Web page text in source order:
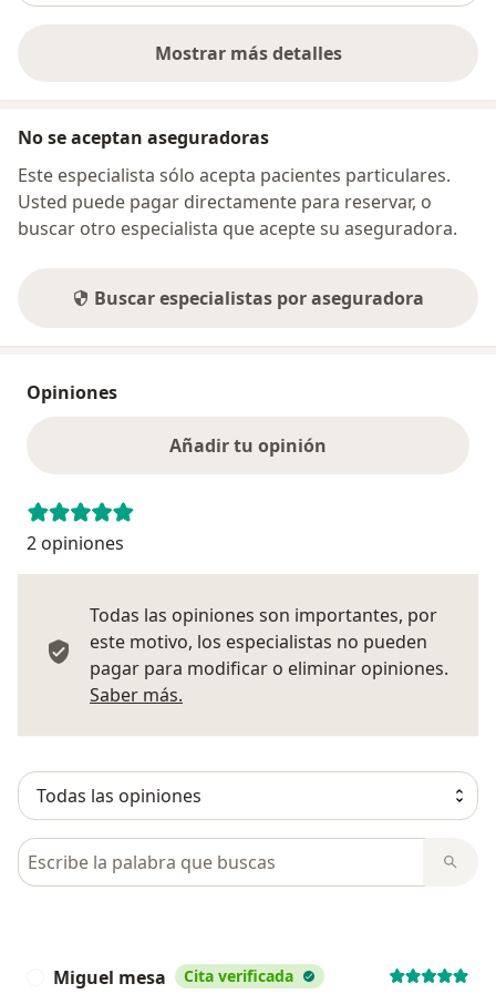
Mostrar más detalles
sobre la dirección
No se aceptan aseguradoras
Este especialista sólo acepta pacientes particulares.
Usted puede pagar directamente para reservar, o
buscar otro especialista que acepte su aseguradora.
Buscar especialistas por aseguradora
Opiniones
Añadir tu opinión
2 opiniones
Todas las opiniones son importantes, por
este motivo, los especialistas no pueden
pagar para modificar o eliminar opiniones.
Saber más.
Busca en opiniones
Miguel mesa Cita verificada